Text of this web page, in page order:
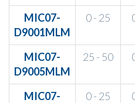
MIC07-
D9001MLM
0 - 25
MIC07-
D9005MLM
25 - 50
MIC07-
0 - 25